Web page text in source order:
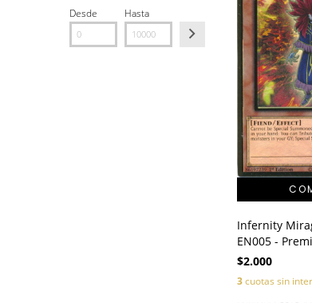
Desde Hasta
Infernity
EN005 -
$2.000
3cuotas sin